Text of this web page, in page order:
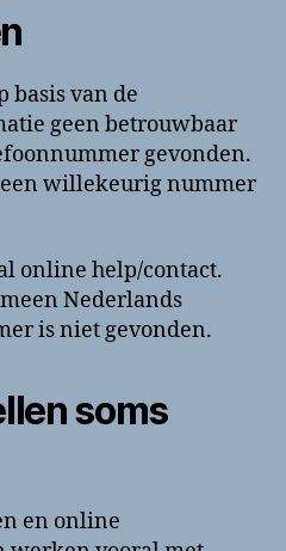
basis van de
geen betrouwbaar
gevonden.
willekeurig nummer
online help/contact.
Nederlands
is niet gevonden.
soms
en online